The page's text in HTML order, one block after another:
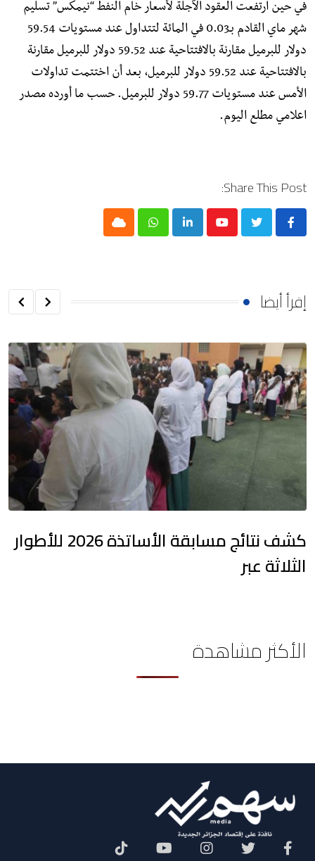
في حين ارتفعت العقود الآجلة لأسعار خام النفط “نيمكس” تسليم
شهر ماي القادم بـ0.03 في المائة لتتداول عند مستويات 59.54
دولار للبرميل مقارنة بالافتتاحية عند 59.52 دولار للبرميل مقارنة
بالافتتاحية عند 59.52 دولار للبرميل، بعد أن اختتمت تداولات
الأمس عند مستويات 59.77 دولار للبرميل. حسب ما أورده مصدر
اعلامي مطلع اليوم.
Share This Post:
Youtube
LinkedIn
Whatsapp
Cloud
إقرأ أيضا
كشف نتائج مسابقة الأساتذة 2026 للأطوار
الثلاثة عبر
الأكثر مشاهدة